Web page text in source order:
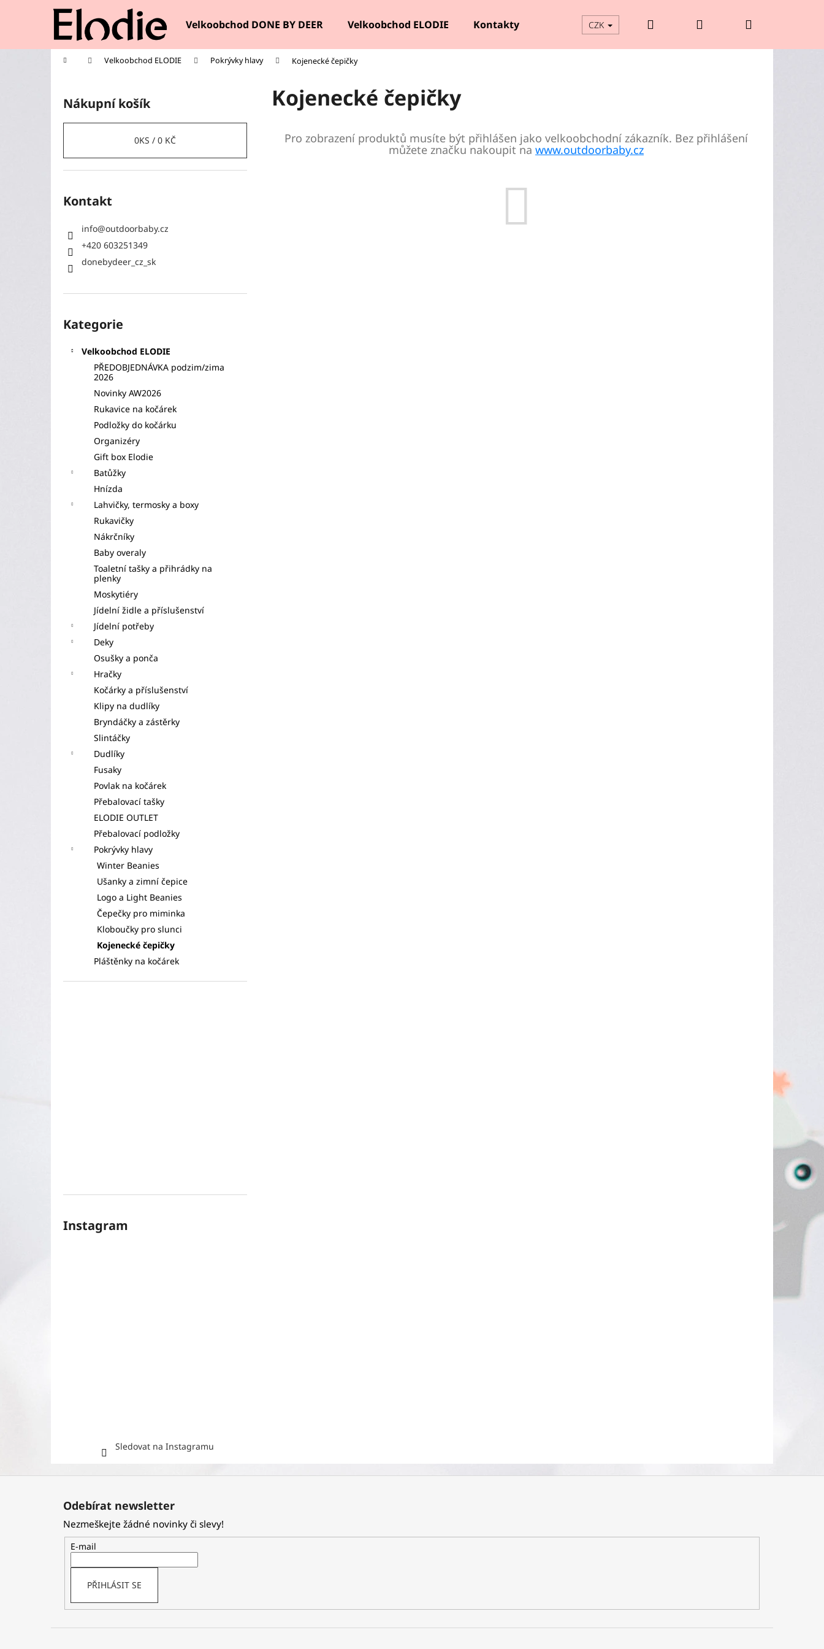
Velkoobchod DONE BY DEER Velkoobchod ELODIE Kontakty CZK Hledat PřihlášeníNákupní
Domů Velkoobchod ELODIE Pokrývky hlavy Kojenecké čepičky
Nákupní košík
0KS / 0 KČ
Kontakt
info@outdoorbaby.cz
+420 603251349
donebydeer_cz_sk
kategorie
Kategorie
Velkoobchod ELODIE
PŘEDOBJEDNÁVKA podzim/zima
2026
Novinky AW2026
Rukavice na kočárek
Podložky do kočárku
Organizéry
Gift box Elodie
Batůžky
Hnízda
Lahvičky, termosky a boxy
Rukavičky
Nákrčníky
Baby overaly
Toaletní tašky a přihrádky na
plenky
Moskytiéry
Jídelní židle a příslušenství
Jídelní potřeby
Deky
Osušky a ponča
Hračky
Kočárky a příslušenství
Klipy na dudlíky
Bryndáčky a zástěrky
Slintáčky
Dudlíky
Fusaky
Povlak na kočárek
Přebalovací tašky
ELODIE OUTLET
Přebalovací podložky
Pokrývky hlavy
Winter Beanies
Ušanky a zimní čepice
Logo a Light Beanies
Čepečky pro miminka
Kloboučky pro slunci
Kojenecké čepičky
Pláštěnky na kočárek
Instagram
Sledovat na Instagramu
Kojenecké čepičky
Pro zobrazení produktů musíte být přihlášen jako velkoobchodní zákazník. Bez přihlášení
můžete značku nakoupit na www.outdoorbaby.cz
í
do
do
Co potřebujete najít?
HLEDAT
Z
Odebírat newsletter
Nezmeškejte žádné novinky či slevy!
E-mail
PŘIHLÁSIT SE